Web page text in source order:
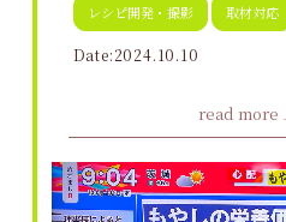
レシピ開発・撮影 取材対応
Date:2024.10.10
read more